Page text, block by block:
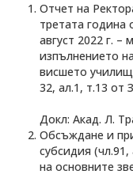
Отчет на
третата година
август 2022 г. –
изпълнението
висшето
32, ал.1, т.13 от
Докл: Акад. Л.
Обсъждане и
субсидия
на основните